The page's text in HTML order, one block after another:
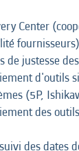
Center
fournisseurs)
de justesse
d'outils
(5P,
des
des dates